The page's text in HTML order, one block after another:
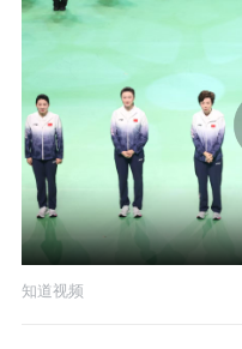
知道视频